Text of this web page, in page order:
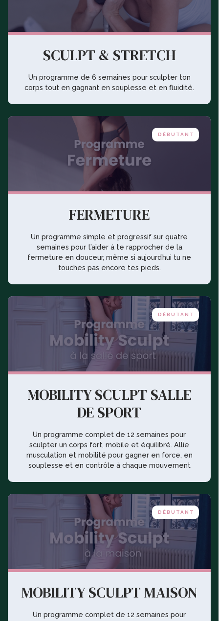
SCULPT & STRETCH
Un programme de 6 semaines pour sculpter ton
corps tout en gagnant en souplesse et en fluidité.
DÉBUTANT
FERMETURE
Un programme simple et progressif sur quatre
semaines pour t’aider à te rapprocher de la
fermeture en douceur, même si aujourd’hui tu ne
touches pas encore tes pieds.
DÉBUTANT
MOBILITY SCULPT SALLE
DE SPORT
Un programme complet de 12 semaines pour
sculpter un corps fort, mobile et équilibré. Allie
musculation et mobilité pour gagner en force, en
souplesse et en contrôle à chaque mouvement
DÉBUTANT
MOBILITY SCULPT MAISON
Un programme complet de 12 semaines pour